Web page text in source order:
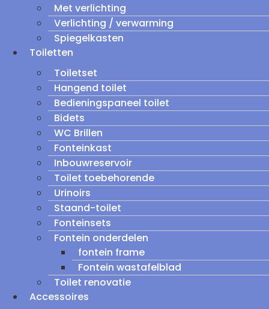
Met verlichting
Verlichting / verwarming
Spiegelkasten
Toiletten
Toiletset
Hangend toilet
Bedieningspaneel toilet
Bidets
WC Brillen
Fonteinkast
Inbouwreservoir
Toilet toebehorende
Urinoirs
Staand-toilet
Fonteinsets
Fontein onderdelen
fontein frame
Fontein wastafelblad
Toilet renovatie
Accessoires